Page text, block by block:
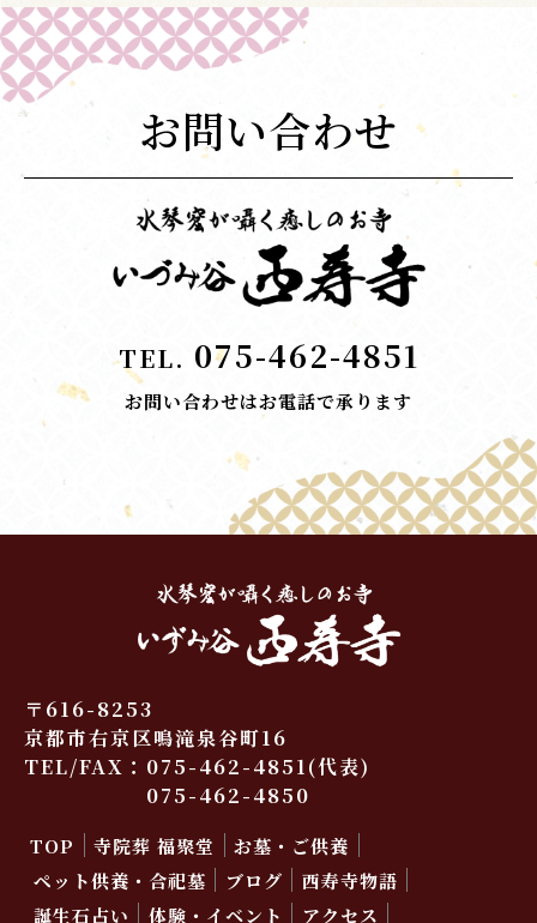
お問い合わせ
TEL. 075-462-4851
お問い合わせはお電話で承ります
〒616-8253
京都市右京区鳴滝泉谷町16
TEL/FAX： 075-462-4851(代表)
075-462-4850
TOP 寺院葬 福聚堂
お墓・ご供養
ペット供養・合祀墓
ブログ
西寿寺物語
誕生石占い
体験・イベント アクセス